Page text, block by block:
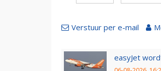
Verstuur per e-mail
easyJet